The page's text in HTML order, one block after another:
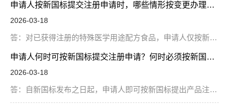
申请人按新国标提交注册申请时，哪些情形按变更办理？哪些情形按新产品注册办理？
2026-03-18
答：对已获得注册的特殊医学用途配方食品，申请人仅按新国标调整产品配方、标签说明书或产品类别的，原则上按变更注册办理。例如，根据新国标膳食纤维能量系数修订产品能量和其他营养成分标示值，根据二十二碳六烯酸（DHA）和二十碳四烯酸（AA）计量单位变化修订标示值等。同时调整产品配方、生产工艺等内容，实质上已构成新产品配方的，按注销原产品、申请新产品注册办理。
申请人何时可按新国标提交注册申请？何时必须按新国标组织生产？
2026-03-18
答：自新国标发布之日起，申请人即可按新国标提出产品注册（含变更）申请，获得注册后即可按新国标注册的产品配方、生产工艺等技术要求组织生产。自新国标实施之日起，生产企业应当按照新国标注册的技术要求组织生产，此前按照《食品安全国家标准 特殊医学用途配方食品通则》（GB 29922-2013）生产的产品可以销售至保质期结束。考虑到补正材料、审评审批等环节所需时间，需按新国标变更注册的，建议申请人尽早提交变更注册申请。